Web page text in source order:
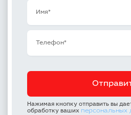
Нажимая кнопку отправить вы
обработку ваших персональных